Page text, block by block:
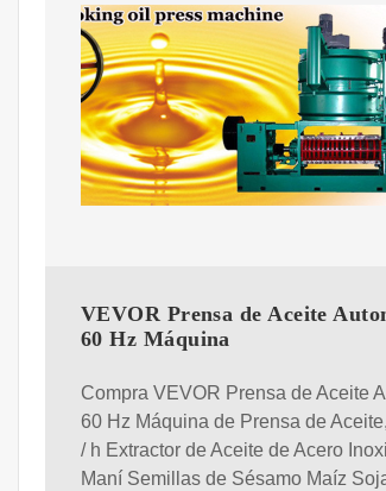
VEVOR Prensa de Aceite
60 Hz Máquina
Compra VEVOR Prensa de Aceite
60 Hz Máquina de Prensa de
/ h Extractor de Aceite de Acero
Maní Semillas de Sésamo Maíz